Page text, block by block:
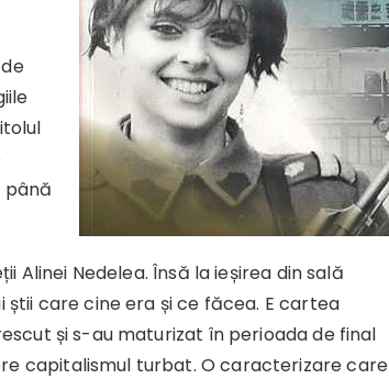
până
Alinei Nedelea. Însă la ieșirea din sală
care cine era și ce făcea. E cartea
și s-au maturizat în perioada de final
capitalismul turbat. O caracterizare care